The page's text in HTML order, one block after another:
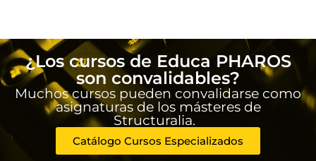
¿Los cursos de Educa PHAROS
son convalidables?
Muchos cursos pueden convalidarse como
asignaturas de los másteres de
Structuralia.
Catálogo Cursos Especializados